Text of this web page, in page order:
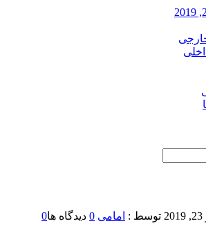
توسط : امامی 0 دیدگاه ها0